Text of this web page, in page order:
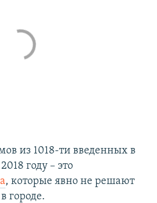
из 1018-ти введенных в
году – это
, которые явно не решают
городе.